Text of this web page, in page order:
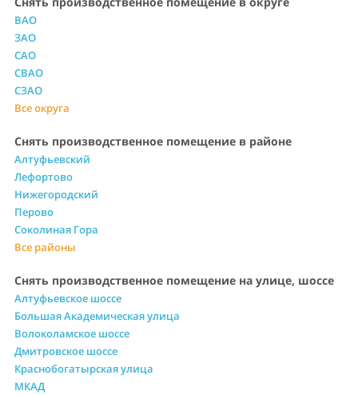
ВАО
ЗАО
САО
СВАО
СЗАО
Все округа
Снять производственное помещение в районе
Алтуфьевский
Лефортово
Нижегородский
Перово
Соколиная Гора
Все районы
Снять производственное помещение на улице, шоссе
Алтуфьевское шоссе
Большая Академическая улица
Волоколамское шоссе
Дмитровское шоссе
Краснобогатырская улица
МКАД